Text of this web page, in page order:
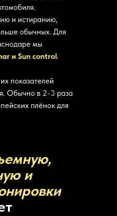
и истиранию,
обычных. Для
мы
и Sun control.
показателей
Обычно в 2-3 раза
плёнок для
и